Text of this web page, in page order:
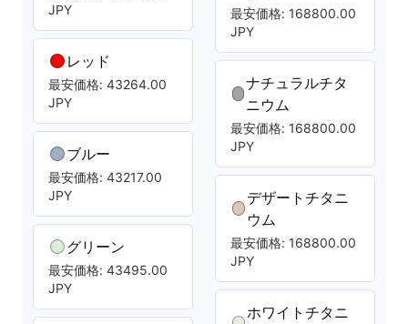
JPY
レッド
最安価格: 43264.00
JPY
ブルー
最安価格: 43217.00
JPY
グリーン
最安価格: 43495.00
JPY
最安価格: 168800.00
JPY
ナチュラルチタ
ニウム
最安価格: 168800.00
JPY
デザートチタニ
ウム
最安価格: 168800.00
JPY
ホワイトチタニ